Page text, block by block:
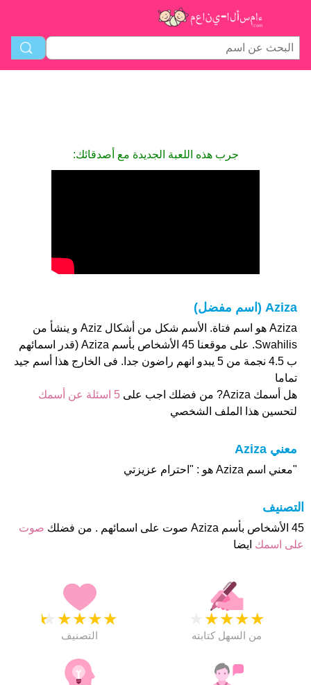
جرب هذه اللعبة الجديدة مع أصدقائك:
Aziza (اسم مفضل)
Aziza هو اسم فتاة. الأسم شكل من أشكال Aziz و ينشأ من
Swahilis. على موقعنا 45 الأشخاص بأسم Aziza (قدر اسمائهم
ب 4.5 نجمة من 5 يبدو انهم راضون جدا. فى الخارج هذا أسم جيد
تماما
هل أسمك Aziza? من فضلك اجب على
5 اسئلة عن أسمك
لتحسين هذا الملف الشخصي
معني Aziza
"معني اسم Aziza هو : "احترام عزيزتي
التصنيف
45 الأشخاص بأسم Aziza صوت على اسمائهم . من فضلك
صوت
على اسمك ايضا
★
★
★
★
★
التصنيف
★
★
★
★
من السهل كتابته